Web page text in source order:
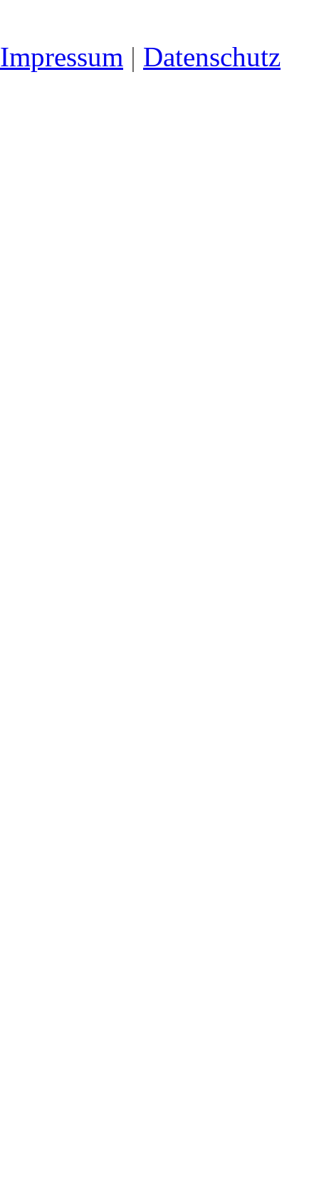
Impressum | Datenschutz